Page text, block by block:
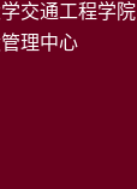
交通工程学院
理中心